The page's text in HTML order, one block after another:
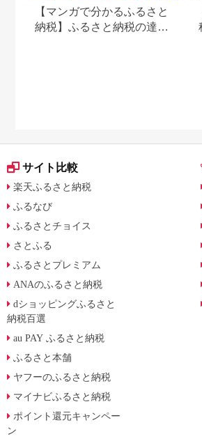
【マンガで分かるふるさと
納税】ふるさと納税の達人
サイト比較
楽天ふるさと納税
ふるなび
ふるさとチョイス
さとふる
ふるさとプレミアム
ANAのふるさと納税
dショッピングふるさと
納税百選
au PAY ふるさと納税
ふるさと本舗
ヤフーのふるさと納税
マイナビふるさと納税
ポイント還元キャンペー
ン